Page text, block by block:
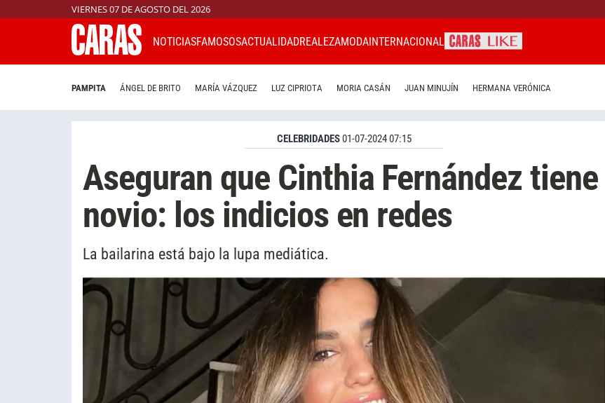
VIERNES 07 DE AGOSTO DEL 2026
NOTICIASFAMOSOSACTUALIDADREALEZAMODAINTERNACIONAL
PAMPITA ÁNGEL DE BRITO MARÍA VÁZQUEZ LUZ CIPRIOTA MORIA CASÁN JUAN MINUJÍN HERMANA VERÓNICA
CELEBRIDADES01-07-2024 07:15
Aseguran que Cinthia Fernández tiene
novio: los indicios en redes
La bailarina está bajo la lupa mediática.